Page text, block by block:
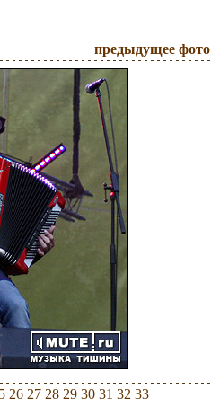
предыдущее фото
26 27 28 29 30 31 32 33